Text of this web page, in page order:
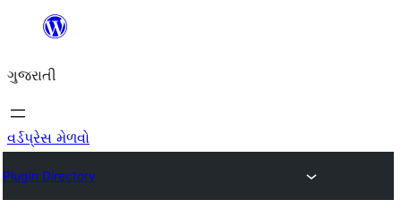
કંટેન્ટ(લખાણ)
જાઓ
ગુજરાતી
વર્ડપ્રેસ મેળવો
Plugin Directory